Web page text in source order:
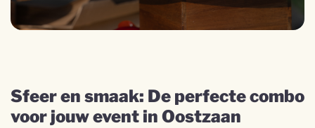
Sfeer en smaak: De perfecte combo
voor jouw event in Oostzaan